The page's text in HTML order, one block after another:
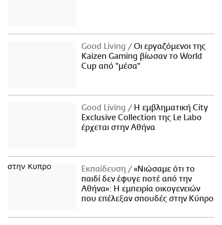
Good Living
Οι εργαζόμενοι της
Kaizen Gaming βίωσαν το World
Cup από "μέσα"
Good Living
Η εμβληματική City
Exclusive Collection της Le Labo
έρχεται στην Αθήνα
Εκπαίδευση
«Νιώσαμε ότι το
παιδί δεν έφυγε ποτέ από την
Αθήνα»: Η εμπειρία οικογενειών
που επέλεξαν σπουδές στην Κύπρο